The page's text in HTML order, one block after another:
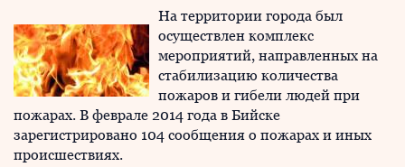
На территории города был
осуществлен комплекс
мероприятий, направленных на
стабилизацию количества
пожаров и гибели людей при
пожарах. В феврале 2014 года в Бийске
зарегистрировано 104 сообщения о пожарах и иных
происшествиях.